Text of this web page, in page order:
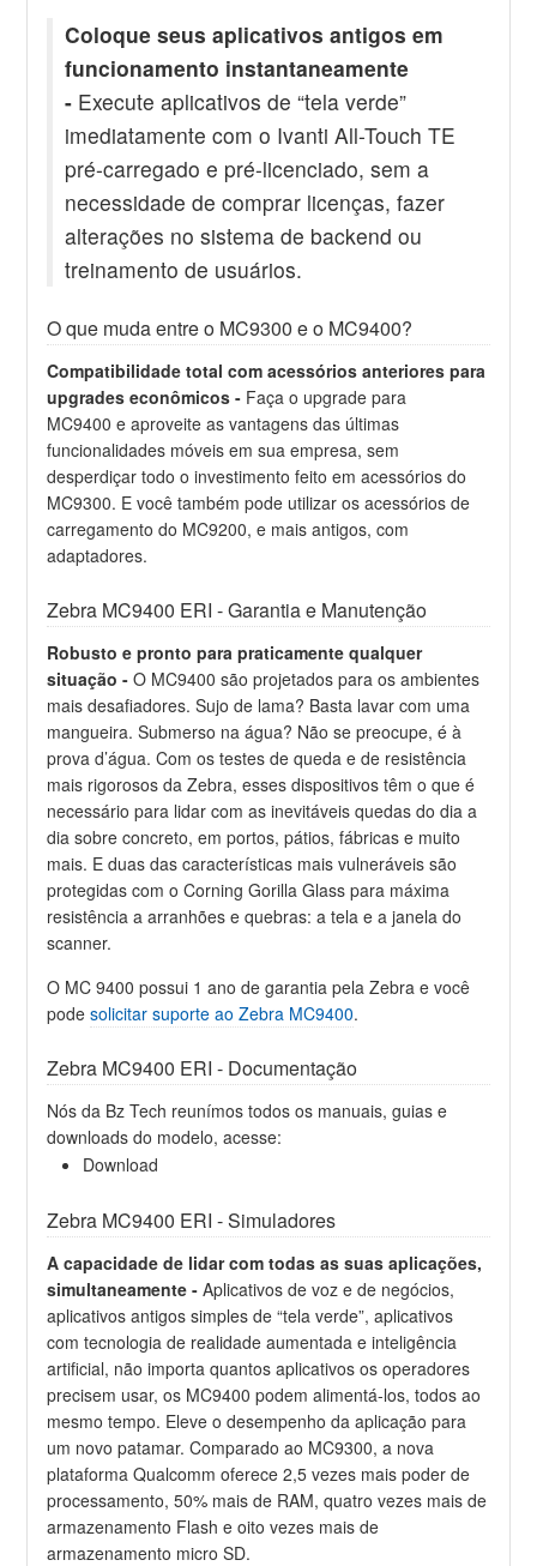
Coloque seus aplicativos antigos em
funcionamento instantaneamente
- Execute aplicativos de “tela verde”
imediatamente com o Ivanti All-Touch TE
pré-carregado e pré-licenciado, sem a
necessidade de comprar licenças, fazer
alterações no sistema de backend ou
treinamento de usuários.
O que muda entre o MC9300 e o MC9400?
Compatibilidade total com acessórios anteriores para
upgrades econômicos - Faça o upgrade para
MC9400 e aproveite as vantagens das últimas
funcionalidades móveis em sua empresa, sem
desperdiçar todo o investimento feito em acessórios do
MC9300. E você também pode utilizar os acessórios de
carregamento do MC9200, e mais antigos, com
adaptadores.
Zebra MC9400 ERI - Garantia e Manutenção
Robusto e pronto para praticamente qualquer
situação - O MC9400 são projetados para os ambientes
mais desafiadores. Sujo de lama? Basta lavar com uma
mangueira. Submerso na água? Não se preocupe, é à
prova d’água. Com os testes de queda e de resistência
mais rigorosos da Zebra, esses dispositivos têm o que é
necessário para lidar com as inevitáveis quedas do dia a
dia sobre concreto, em portos, pátios, fábricas e muito
mais. E duas das características mais vulneráveis são
protegidas com o Corning Gorilla Glass para máxima
resistência a arranhões e quebras: a tela e a janela do
scanner.
O MC 9400 possui 1 ano de garantia pela Zebra e você
podesolicitar suporte ao Zebra MC9400.
Zebra MC9400 ERI - Documentação
Nós da Bz Tech reunímos todos os manuais, guias e
downloads do modelo, acesse:
Download
Zebra MC9400 ERI - Simuladores
A capacidade de lidar com todas as suas aplicações,
simultaneamente -Aplicativos de voz e de negócios,
aplicativos antigos simples de “tela verde”, aplicativos
com tecnologia de realidade aumentada e inteligência
artificial, não importa quantos aplicativos os operadores
precisem usar, os MC9400 podem alimentá-los, todos ao
mesmo tempo. Eleve o desempenho da aplicação para
um novo patamar. Comparado ao MC9300, a nova
plataforma Qualcomm oferece 2,5 vezes mais poder de
processamento, 50% mais de RAM, quatro vezes mais de
armazenamento Flash e oito vezes mais de
armazenamento micro SD.